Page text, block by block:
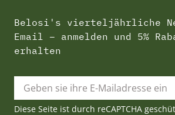
Belosi's vierteljährliche
Email – anmelden und 5%
erhalten
Diese Seite ist durch reCAPTCHA